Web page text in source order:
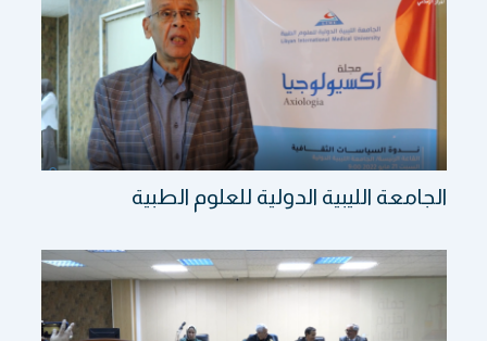
الجامعة الليبية الدولية للعلوم الطبية